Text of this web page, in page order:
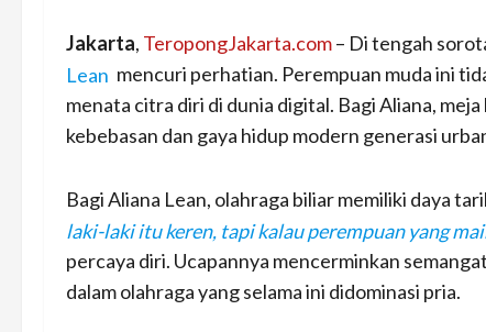
Jakarta, TeropongJakarta.com– Di tengah
Lean mencuri perhatian. Perempuan muda ini
menata citra diri di dunia digital. Bagi Aliana,
kebebasan dan gaya hidup modern generasi
Bagi Aliana Lean, olahraga biliar memiliki daya
laki-laki itu keren, tapi kalau perempuan yang
percaya diri. Ucapannya mencerminkan
dalam olahraga yang selama ini didominasi pria.